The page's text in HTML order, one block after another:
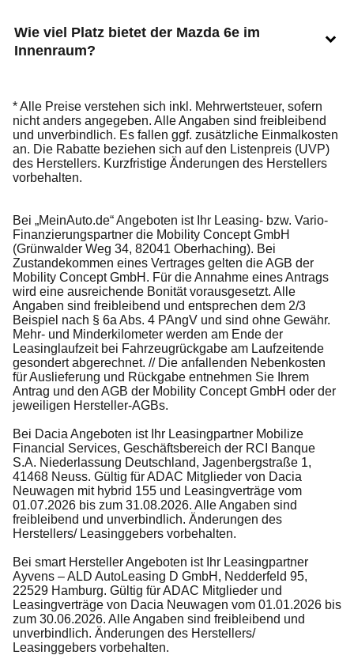
Wie viel Platz bietet der Mazda 6e im
Innenraum?
* Alle Preise verstehen sich inkl. Mehrwertsteuer, sofern
nicht anders angegeben. Alle Angaben sind freibleibend
und unverbindlich. Es fallen ggf. zusätzliche Einmalkosten
an. Die Rabatte beziehen sich auf den Listenpreis (UVP)
des Herstellers. Kurzfristige Änderungen des Herstellers
vorbehalten.
Bei „MeinAuto.de“ Angeboten ist Ihr Leasing- bzw. Vario-
Finanzierungspartner die Mobility Concept GmbH
(Grünwalder Weg 34, 82041 Oberhaching). Bei
Zustandekommen eines Vertrages gelten die AGB der
Mobility Concept GmbH. Für die Annahme eines Antrags
wird eine ausreichende Bonität vorausgesetzt. Alle
Angaben sind freibleibend und entsprechen dem 2/3
Beispiel nach § 6a Abs. 4 PAngV und sind ohne Gewähr.
Mehr- und Minderkilometer werden am Ende der
Leasinglaufzeit bei Fahrzeugrückgabe am Laufzeitende
gesondert abgerechnet. // Die anfallenden Nebenkosten
für Auslieferung und Rückgabe entnehmen Sie Ihrem
Antrag und den AGB der Mobility Concept GmbH oder der
jeweiligen Hersteller-AGBs.
Bei Dacia Angeboten ist Ihr Leasingpartner Mobilize
Financial Services, Geschäftsbereich der RCI Banque
S.A. Niederlassung Deutschland, Jagenbergstraße 1,
41468 Neuss. Gültig für ADAC Mitglieder von Dacia
Neuwagen mit hybrid 155 und Leasingverträge vom
01.07.2026 bis zum 31.08.2026. Alle Angaben sind
freibleibend und unverbindlich. Änderungen des
Herstellers/ Leasinggebers vorbehalten.
Bei smart Hersteller Angeboten ist Ihr Leasingpartner
Ayvens – ALD AutoLeasing D GmbH, Nedderfeld 95,
22529 Hamburg. Gültig für ADAC Mitglieder und
Leasingverträge von Dacia Neuwagen vom 01.01.2026 bis
zum 30.06.2026. Alle Angaben sind freibleibend und
unverbindlich. Änderungen des Herstellers/
Leasinggebers vorbehalten.